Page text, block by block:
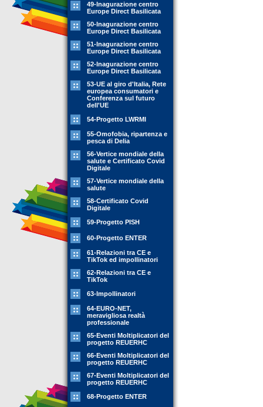
49-Inagurazione centro
Europe Direct Basilicata
50-Inagurazione centro
Europe Direct Basilicata
51-Inagurazione centro
Europe Direct Basilicata
52-Inagurazione centro
Europe Direct Basilicata
53-UE al giro d'Italia, Rete
europea consumatori e
Conferenza sul futuro
dell'UE
54-Progetto LWRMI
55-Omofobia, ripartenza e
pesca di Delia
56-Vertice mondiale della
salute e Certificato Covid
Digitale
57-Vertice mondiale della
salute
58-Certificato Covid
Digitale
59-Progetto PISH
60-Progetto ENTER
61-Relazioni tra CE e
TikTok ed impollinatori
62-Relazioni tra CE e
TikTok
63-Impollinatori
64-EURO-NET,
meravigliosa realtà
professionale
65-Eventi Moltiplicatori del
progetto REUERHC
66-Eventi Moltiplicatori del
progetto REUERHC
67-Eventi Moltiplicatori del
progetto REUERHC
68-Progetto ENTER